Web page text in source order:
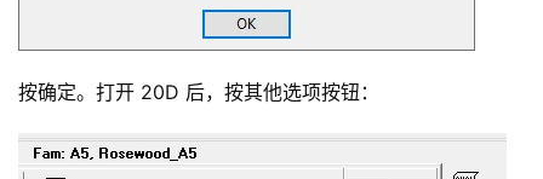
按确定。打开 20D 后，按其他选项按钮：